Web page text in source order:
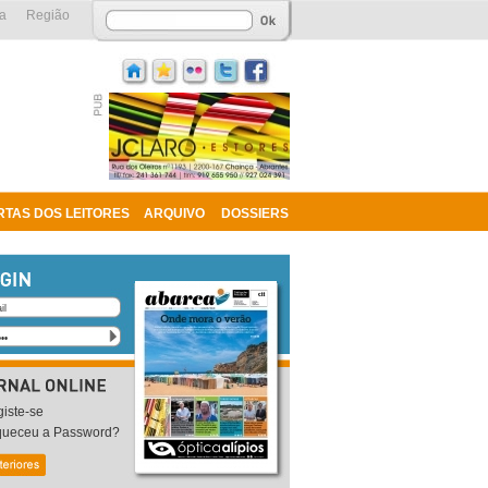
DOS LEITORES ARQUIVO DOSSIERS
Região
se
a Password?